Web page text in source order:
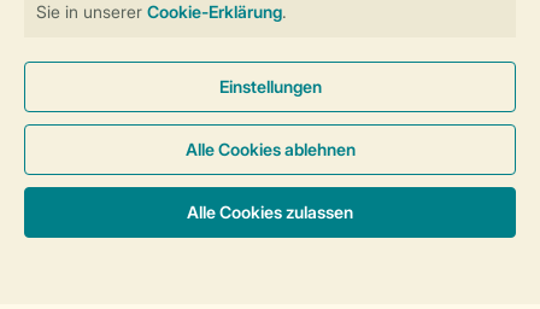
Cookies und Banner
Barrierefreiheit
© 2026 Landal GreenParks GmbH